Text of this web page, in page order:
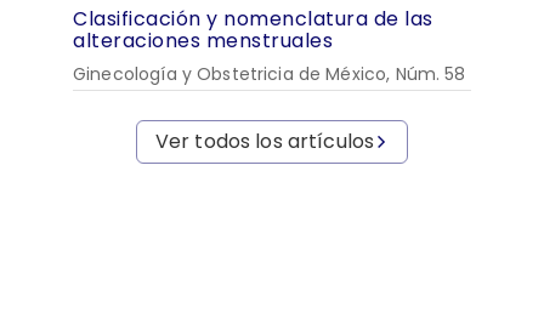
Clasificación y nomenclatura de las
alteraciones menstruales
Ginecología y Obstetricia de México, Núm. 58
Ver todos los artículos